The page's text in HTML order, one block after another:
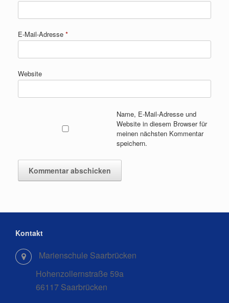
E-Mail-Adresse *
Website
Name, E-Mail-Adresse und
Website in diesem Browser für
meinen nächsten Kommentar
speichern.
Kontakt
Marienschule Saarbrücken
Hohenzollernstraße 59a
66117 Saarbrücken